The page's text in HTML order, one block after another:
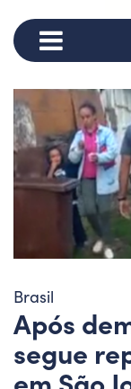
Brasil
Após
segue